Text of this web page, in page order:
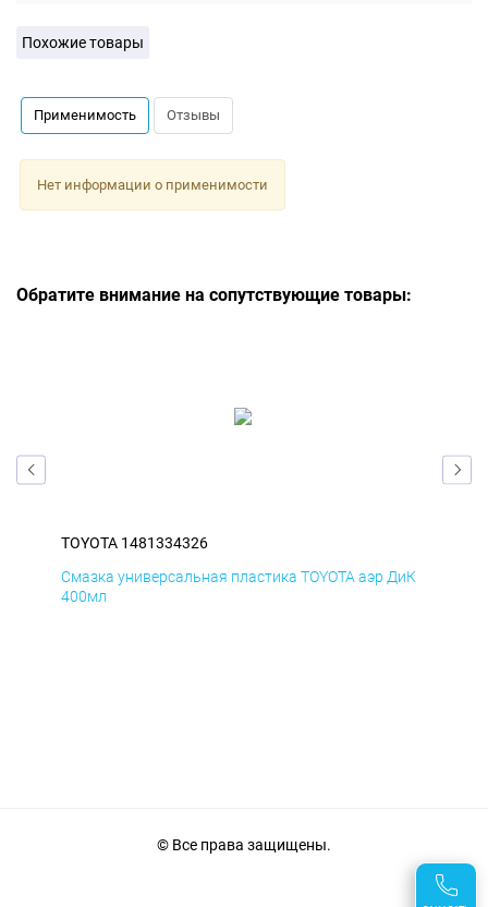
Похожие товары
Применимость Отзывы
Нет информации о применимости
Обратите внимание на сопутствующие товары:
TOYOTA 1481334326
Смазка универсальная пластика TOYOTA аэр ДиК
400мл
© Все права защищены.